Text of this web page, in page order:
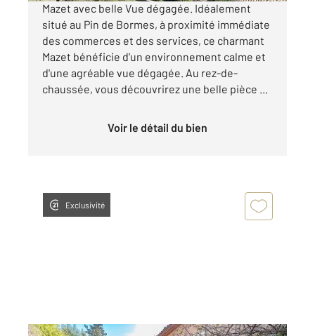
Mazet avec belle Vue dégagée. Idéalement
situé au Pin de Bormes, à proximité immédiate
des commerces et des services, ce charmant
Mazet bénéficie d'un environnement calme et
d'une agréable vue dégagée. Au rez-de-
chaussée, vous découvrirez une belle pièce ...
Voir le détail du bien
Exclusivité